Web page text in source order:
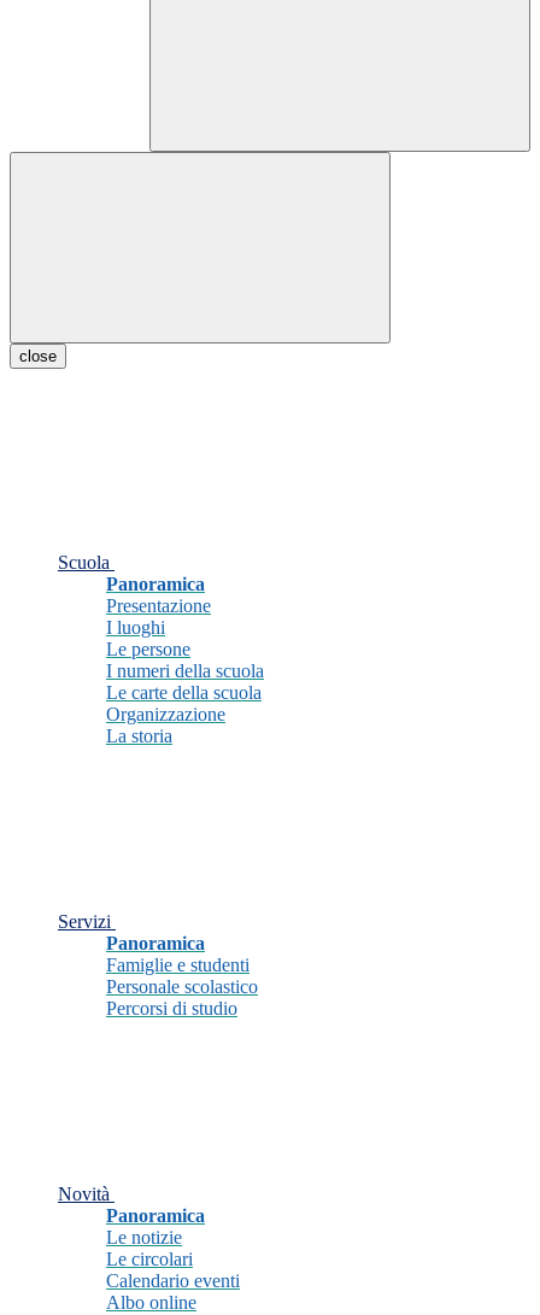
close
Scuola
Panoramica
Presentazione
I luoghi
Le persone
I numeri della scuola
Le carte della scuola
Organizzazione
La storia
Servizi
Panoramica
Famiglie e studenti
Personale scolastico
Percorsi di studio
Novità
Panoramica
Le notizie
Le circolari
Calendario eventi
Albo online